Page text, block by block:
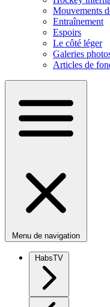
Mouvements
Entraînement
Espoirs
Le côté léger
Galeries
Articles de
Menu de navigation
HabsTV